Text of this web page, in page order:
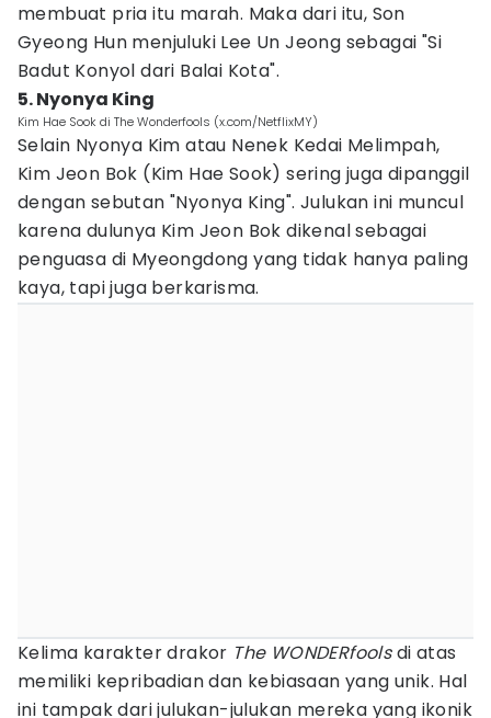
membuat pria itu marah. Maka dari itu, Son
Gyeong Hun menjuluki Lee Un Jeong sebagai "Si
Badut Konyol dari Balai Kota".
5. Nyonya King
Kim Hae Sook di The Wonderfools (x.com/NetflixMY)
Selain Nyonya Kim atau Nenek Kedai Melimpah,
Kim Jeon Bok (Kim Hae Sook) sering juga dipanggil
dengan sebutan "Nyonya King". Julukan ini muncul
karena dulunya Kim Jeon Bok dikenal sebagai
penguasa di Myeongdong yang tidak hanya paling
kaya, tapi juga berkarisma.
Kelima karakter drakor The WONDERfoolsdi atas
memiliki kepribadian dan kebiasaan yang unik. Hal
ini tampak dari julukan-julukan mereka yang ikonik